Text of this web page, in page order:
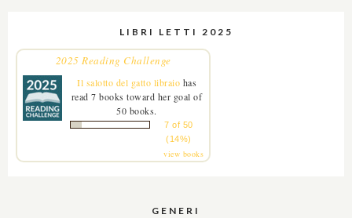
LIBRI LETTI 2025
2025 Reading Challenge
Il salotto del gatto libraio has
read 7 books toward her goal of
50 books.
7 of 50
(14%)
view books
GENERI